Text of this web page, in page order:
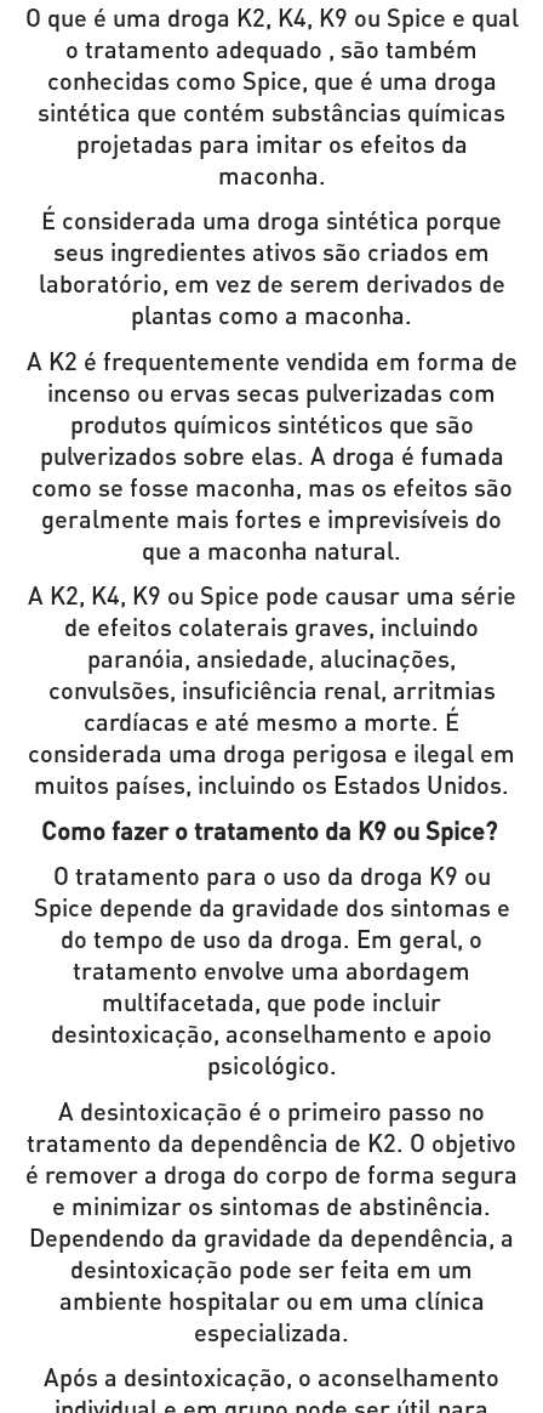
O que é uma droga K2, K4, K9 ou Spice e qual
o tratamento adequado , são também
conhecidas como Spice, que é uma droga
sintética que contém substâncias químicas
projetadas para imitar os efeitos da
maconha.
É considerada uma droga sintética porque
seus ingredientes ativos são criados em
laboratório, em vez de serem derivados de
plantas como a maconha.
A K2 é frequentemente vendida em forma de
incenso ou ervas secas pulverizadas com
produtos químicos sintéticos que são
pulverizados sobre elas. A droga é fumada
como se fosse maconha, mas os efeitos são
geralmente mais fortes e imprevisíveis do
que a maconha natural.
A K2, K4, K9 ou Spice pode causar uma série
de efeitos colaterais graves, incluindo
paranóia, ansiedade, alucinações,
convulsões, insuficiência renal, arritmias
cardíacas e até mesmo a morte. É
considerada uma droga perigosa e ilegal em
muitos países, incluindo os Estados Unidos.
Como fazer o tratamento da K9 ou Spice?
O tratamento para o uso da droga K9 ou
Spice depende da gravidade dos sintomas e
do tempo de uso da droga. Em geral, o
tratamento envolve uma abordagem
multifacetada, que pode incluir
desintoxicação, aconselhamento e apoio
psicológico.
A desintoxicação é o primeiro passo no
tratamento da dependência de K2. O objetivo
é remover a droga do corpo de forma segura
e minimizar os sintomas de abstinência.
Dependendo da gravidade da dependência, a
desintoxicação pode ser feita em um
ambiente hospitalar ou em uma clínica
especializada.
Após a desintoxicação, o aconselhamento